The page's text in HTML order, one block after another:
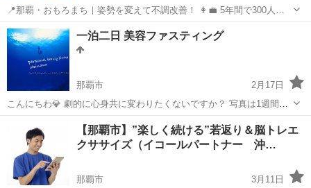
📍那覇・おもろまち｜姿勢を変えて不調改善！ 👩‍💼 5年間で300人以
上の女性が改善✨ 💡 医療・福祉・デスクワークの女性が多数受講 📩
猫背・反り腰・肩こり解消はここから👇 https://sisei.okin...
沖縄 那覇市 おもろまち駅 姿勢
一泊二日 美容ファスティング
那覇市
2月17日
こんにちわ💎 劇的に心身共に変わりたくないですか？ 写真は1週間の
外見の変化です。 誰でも変われます！ 沖縄本島での一泊二日で人生の
変わるファスティングと美容メイクの実施と講義をします！ 綺麗な民
泊場所で美容を深めなが...
その他 ファスティング
【那覇市】”楽しく続ける”若返り＆​脳トレエ
クササイズ（イコールパートナー 沖…
那覇市
3月11日